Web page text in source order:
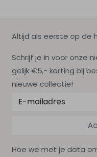
Altijd als eerste op de
Schrijf je in voor onze
gelijk €5,- korting bij
nieuwe collectie!
Hoe we met je data